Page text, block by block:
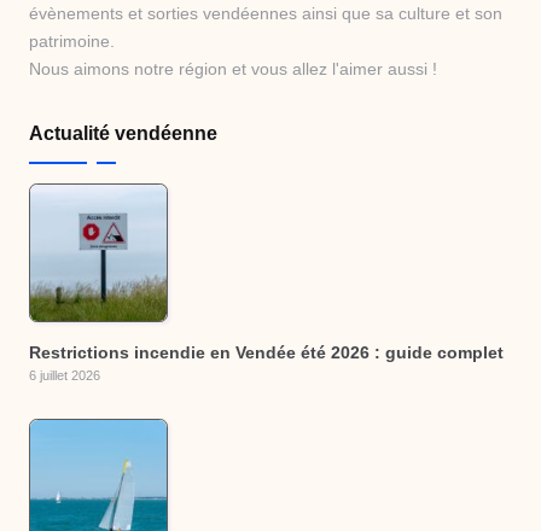
évènements et sorties vendéennes ainsi que sa culture et son
patrimoine.
Nous aimons notre région et vous allez l'aimer aussi !
Actualité vendéenne
Restrictions incendie en Vendée été 2026 : guide complet
6 juillet 2026